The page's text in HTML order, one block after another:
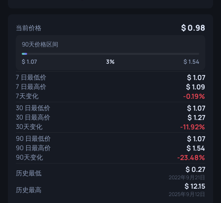
当前价格 0.98
90天价格区间
1.07 3% 1.54
7 日最低价 1.07
7 日最高价 1.09
7天变化 -0.19%
30 日最低价 1.07
30 日最高价 1.27
30天变化 -11.92%
90 日最低价 1.07
90 日最高价 1.54
90天变化 -23.48%
历史最低 0.27
2022年9月21日
历史最高 12.15
2025年9月12日